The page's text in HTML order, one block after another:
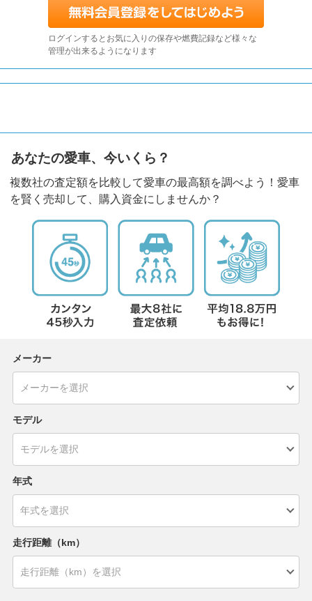
ログインするとお気に入りの保存や燃費記録など様々な
管理が出来るようになります
あなたの愛車、今いくら？
複数社の査定額を比較して愛車の最高額を調べよう！愛車
を賢く売却して、購入資金にしませんか？
メーカー
モデル
年式
走行距離（km）